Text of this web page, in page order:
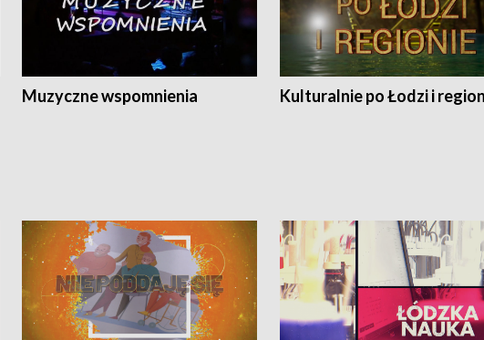
Muzyczne wspomnienia Kulturalnie po Łodzi i